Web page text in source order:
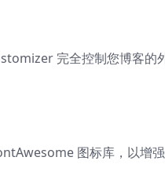
完全控制您博客的
图标库，以增